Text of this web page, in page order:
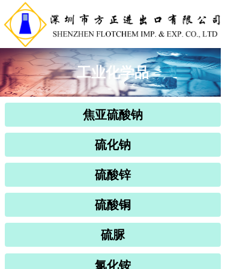
工业化学品
焦亚硫酸钠
硫化钠
硫酸锌
硫酸铜
硫脲
氯化铵